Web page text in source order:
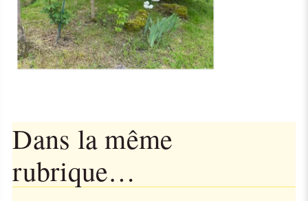
Dans la même
rubrique…